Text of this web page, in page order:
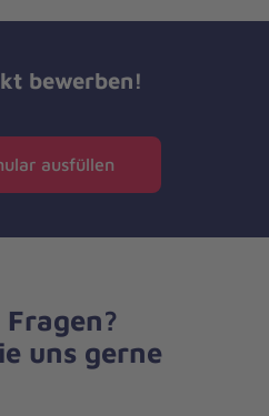
bewerben!
ausfüllen
uns gerne